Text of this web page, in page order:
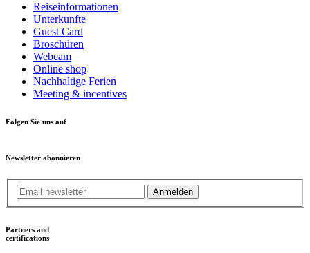
Reiseinformationen
Unterkunfte
Guest Card
Broschüren
Webcam
Online shop
Nachhaltige Ferien
Meeting & incentives
Folgen Sie uns auf
Newsletter abonnieren
Anmelden
Partners and
certifications